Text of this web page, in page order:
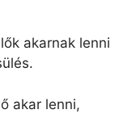
akarnak lenni
akar lenni,